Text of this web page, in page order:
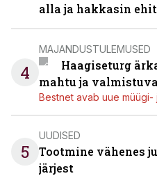
alla ja hakkasin
4
MAJANDUSTULEMUSED
Haagiseturg
mahtu ja
Bestnet avab uue müügi-
5
UUDISED
Tootmine vähenes
järjest